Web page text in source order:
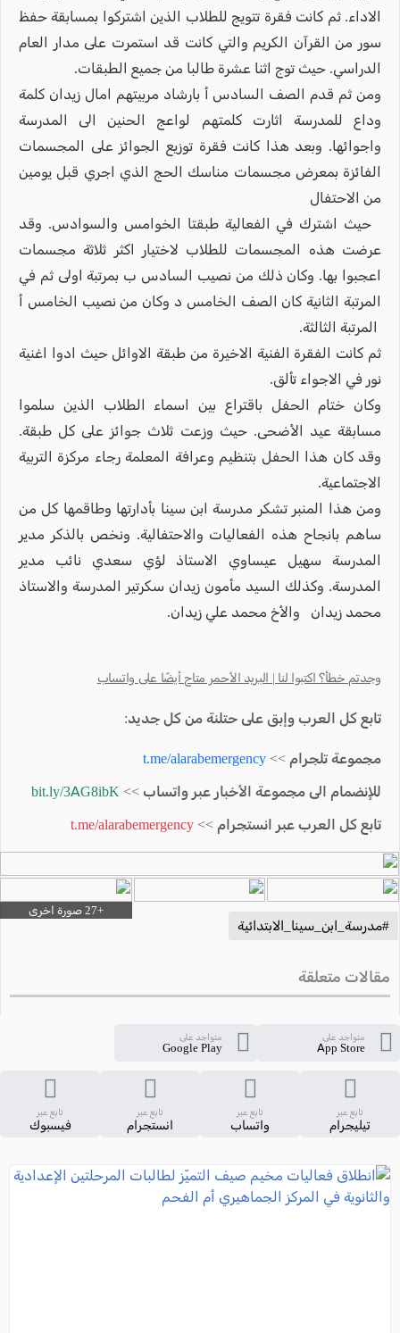
الاداء. ثم كانت فقرة تتويج للطلاب الذين اشتركوا بمسابقة حفظ
سور من القرآن الكريم والتي كانت قد استمرت على مدار العام
الدراسي. حيث توج اثنا عشرة طالبا من جميع الطبقات.
ومن ثم قدم الصف السادس أ بارشاد مربيتهم امال زيدان كلمة
وداع للمدرسة اثارت كلمتهم لواعج الحنين الى المدرسة
واجوائها. وبعد هذا كانت فقرة توزيع الجوائز على المجسمات
الفائزة بمعرض مجسمات مناسك الحج الذي اجري قبل يومين
من الاحتفال
حيث اشترك في الفعالية طبقتا الخوامس والسوادس. وقد
عرضت هذه المجسمات للطلاب لاختيار اكثر ثلاثة مجسمات
اعجبوا بها. وكان ذلك من نصيب السادس ب بمرتبة اولى ثم في
المرتبة الثانية كان الصف الخامس د وكان من نصيب الخامس أ
المرتبة الثالثة.
ثم كانت الفقرة الفنية الاخيرة من طبقة الاوائل حيث ادوا اغنية
نور في الاجواء تألق.
وكان ختام الحفل باقتراع بين اسماء الطلاب الذين سلموا
مسابقة عيد الأضحى. حيث وزعت ثلاث جوائز على كل طبقة.
وقد كان هذا الحفل بتنظيم وعرافة المعلمة رجاء مركزة التربية
الاجتماعية.
ومن هذا المنبر تشكر مدرسة ابن سينا بأدارتها وطاقمها كل من
ساهم بانجاح هذه الفعاليات والاحتفالية. ونخص بالذكر مدير
المدرسة سهيل عيساوي الاستاذ لؤي سعدي نائب مدير
المدرسة. وكذلك السيد مأمون زيدان سكرتير المدرسة والاستاذ
محمد زيدان والأخ محمد علي زيدان.
وجدتم خطأ؟ اكتبوا لنا | البريد الأحمر متاح أيضًا على واتساب
تابع كل العرب وإبق على حتلنة من كل جديد:
مجموعة تلجرام >> t.me/alarabemergency
للإنضمام الى مجموعة الأخبار عبر واتساب >> bit.ly/3AG8ibK
تابع كل العرب عبر انستجرام >> t.me/alarabemergency
#مدرسة_ابن_سينا_الابتدائية
مقالات متعلقة
متواجد على
App Store
متواجد على
Google Play
تابع عبر
تيليجرام
تابع عبر
واتساب
تابع عبر
انستجرام
تابع عبر
فيسبوك